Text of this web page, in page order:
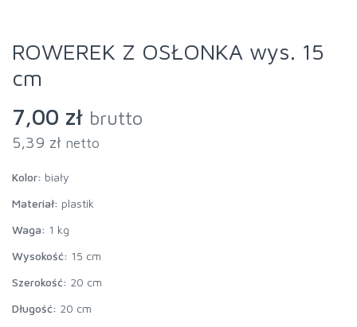
ROWEREK Z OSŁONKA wys. 15
cm
7,00 zł brutto
5,39 zł netto
Kolor: biały
Materiał: plastik
Waga: 1 kg
Wysokość: 15 cm
Szerokość: 20 cm
Długość: 20 cm